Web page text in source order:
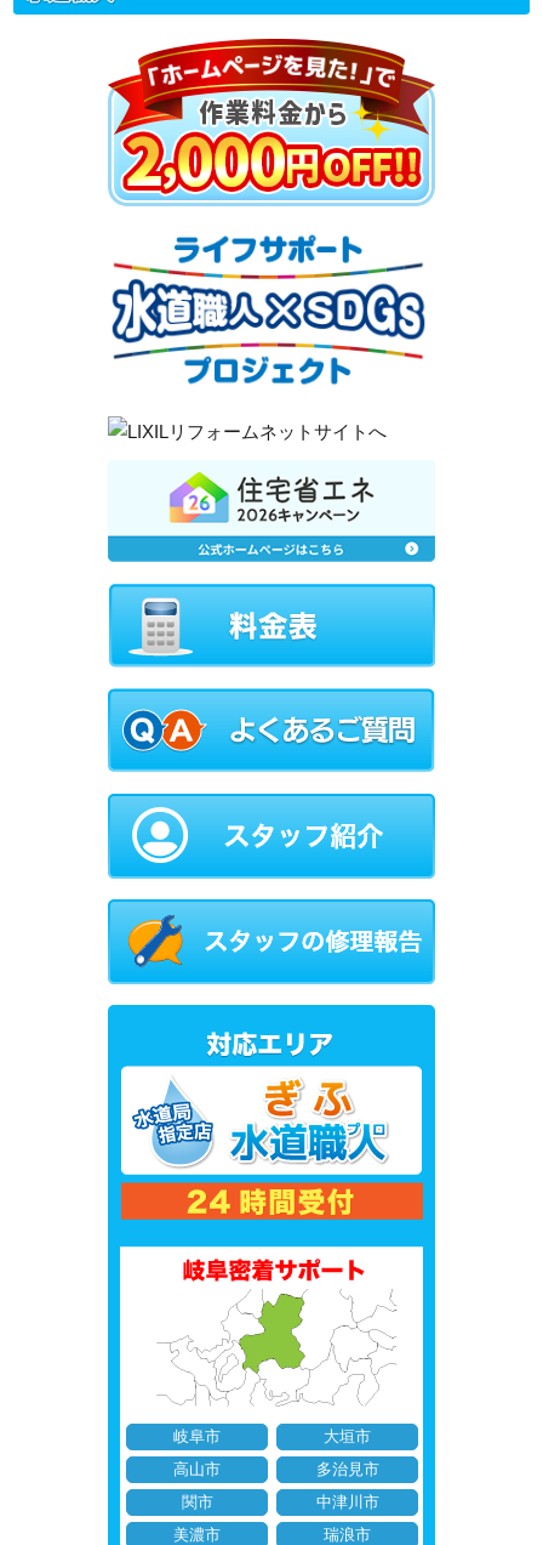
岐阜市
大垣市
高山市
多治見市
関市
中津川市
美濃市
瑞浪市